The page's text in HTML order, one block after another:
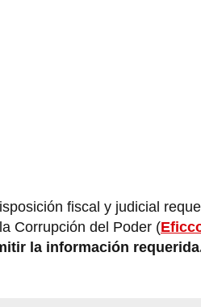
fiscal y judicial
Corrupción del Poder (
la información